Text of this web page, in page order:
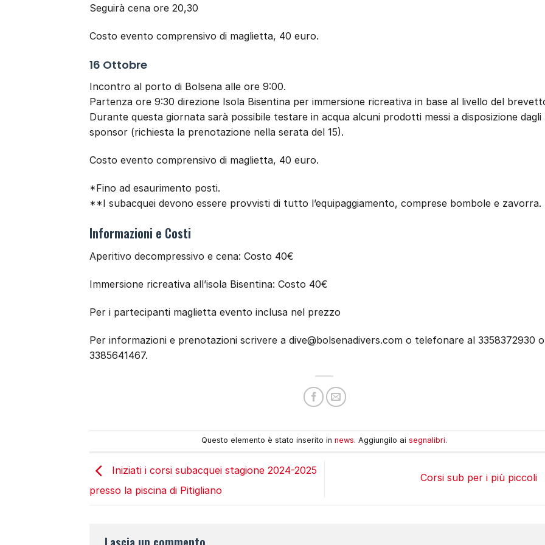
Seguirà cena ore 20,30
Costo evento comprensivo di maglietta, 40 euro.
16 Ottobre
Incontro al porto di Bolsena alle ore 9:00.
Partenza ore 9:30 direzione Isola Bisentina per immersione ricreativa in base al livello del
Durante questa giornata sarà possibile testare in acqua alcuni prodotti messi a disposizione dagli
sponsor (richiesta la prenotazione nella serata del 15).
Costo evento comprensivo di maglietta, 40 euro.
*Fino ad esaurimento posti.
**I subacquei devono essere provvisti di tutto l’equipaggiamento, comprese bombole e zavorra.
Informazioni e Costi
Aperitivo decompressivo e cena: Costo 40€
Immersione ricreativa all’isola Bisentina: Costo 40€
Per i partecipanti maglietta evento inclusa nel prezzo
Per informazioni e prenotazioni scrivere a dive@bolsenadivers.com o telefonare al 3358372930
3385641467.
Questo elemento è stato inserito innews. Aggiungilo aisegnalibri.
Iniziati i corsi subacquei stagione 2024-2025
presso la piscina di Pitigliano
Corsi sub per i più piccoli